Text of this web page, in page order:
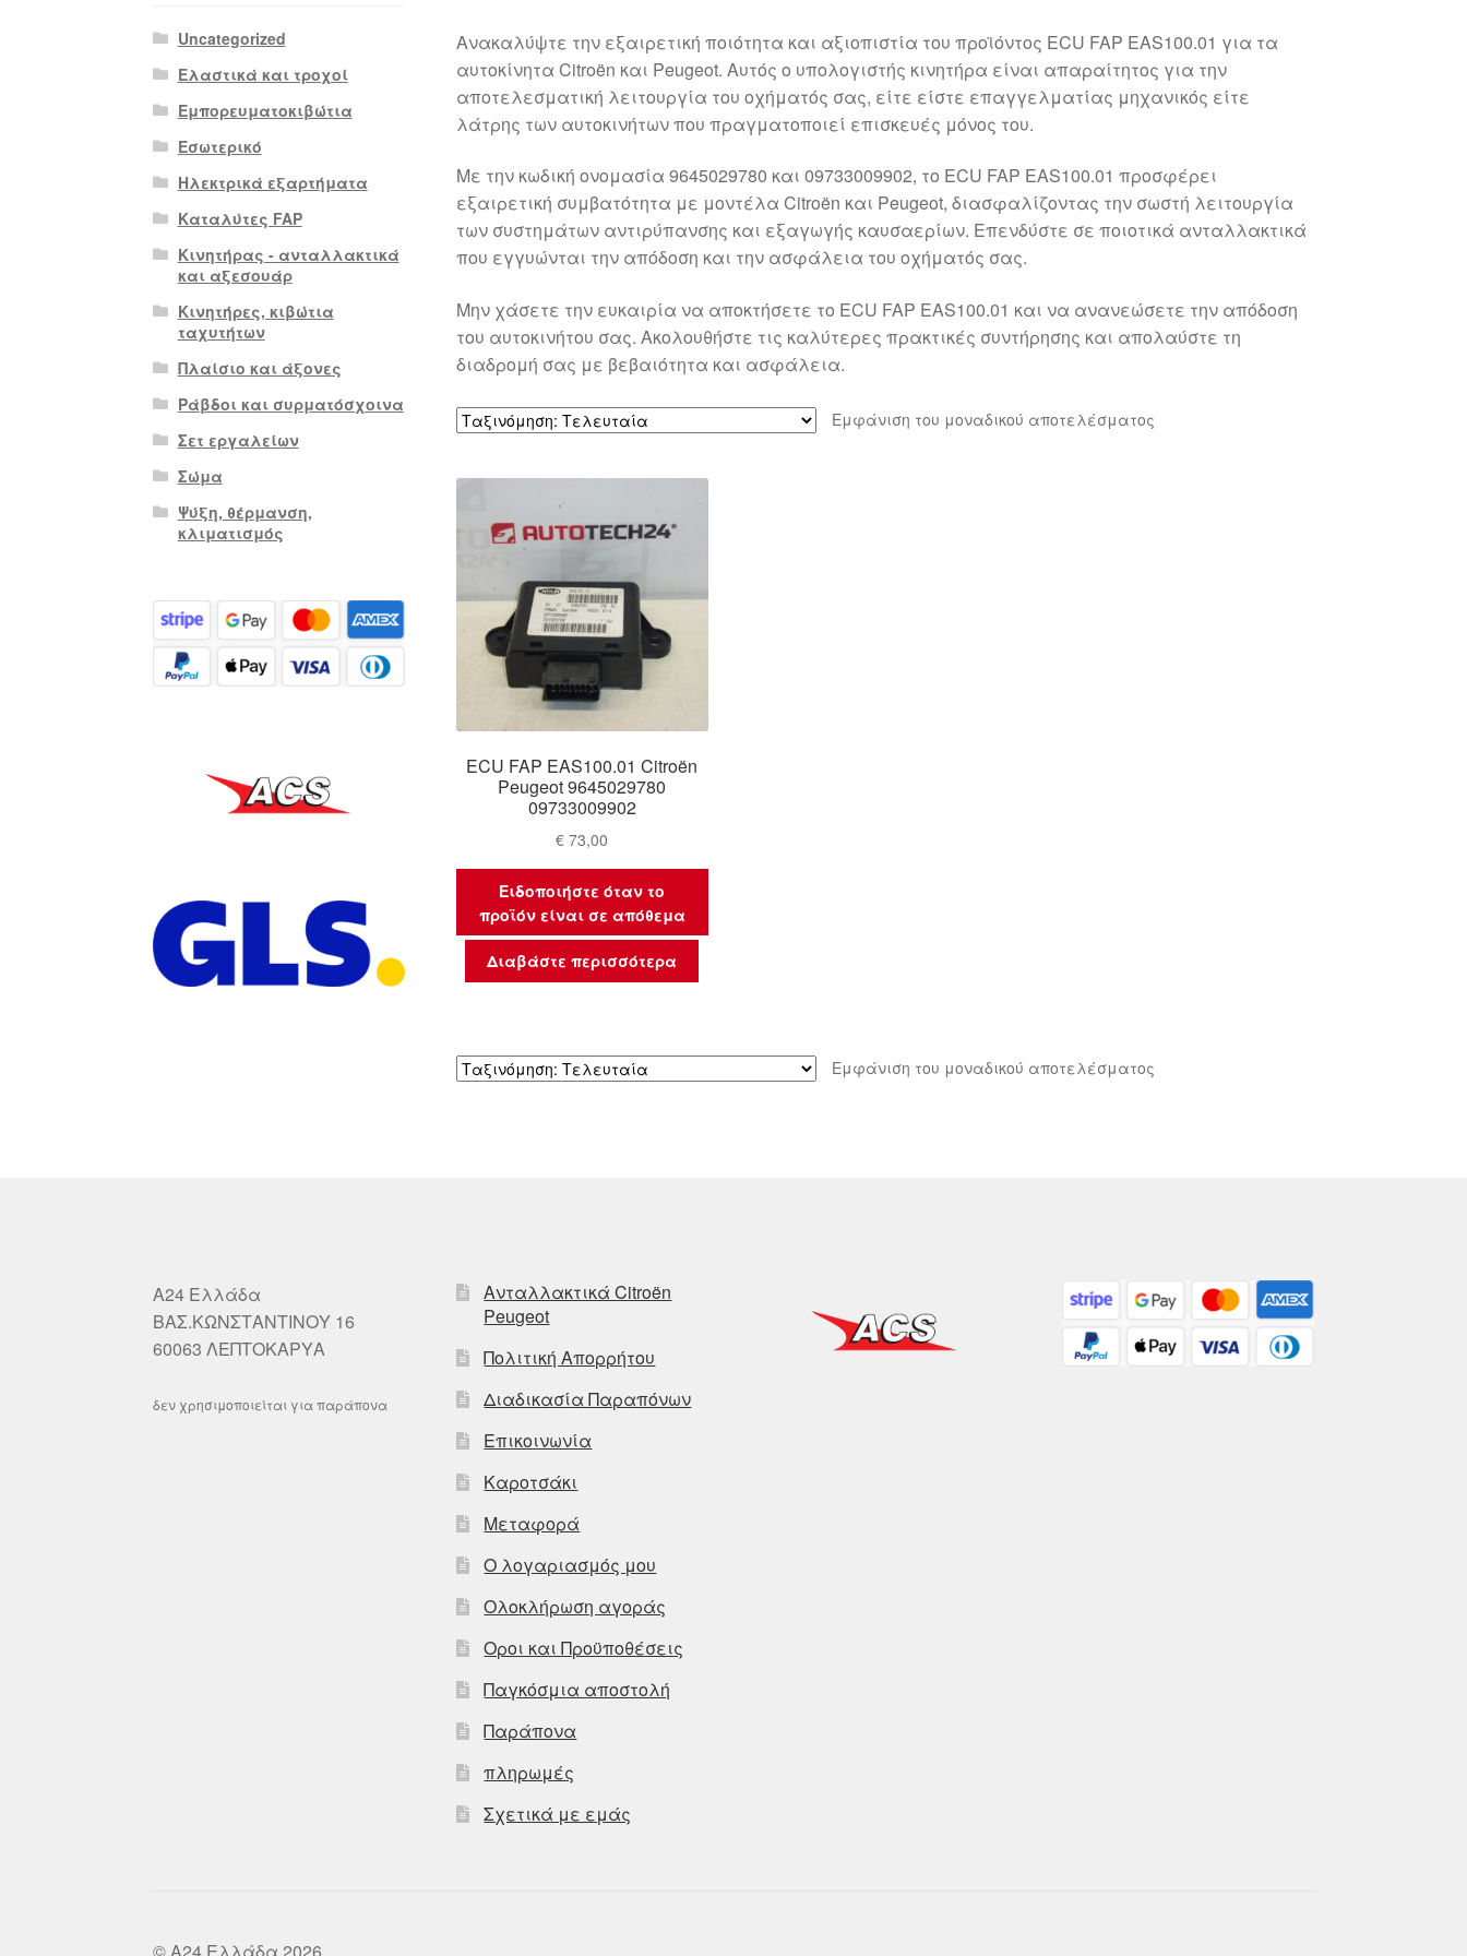
Ανακαλύψτε την εξαιρετική ποιότητα και αξιοπιστία του προϊόντος ECU FAP EAS100.01 για τα
αυτοκίνητα Citroën και Peugeot. Αυτός ο υπολογιστής κινητήρα είναι απαραίτητος για την
αποτελεσματική λειτουργία του οχήματός σας, είτε είστε επαγγελματίας μηχανικός είτε
λάτρης των αυτοκινήτων που πραγματοποιεί επισκευές μόνος του.
Με την κωδική ονομασία 9645029780 και 09733009902, το ECU FAP EAS100.01 προσφέρει
εξαιρετική συμβατότητα με μοντέλα Citroën και Peugeot, διασφαλίζοντας την σωστή λειτουργία
των συστημάτων αντιρύπανσης και εξαγωγής καυσαερίων. Επενδύστε σε ποιοτικά ανταλλακτικά
που εγγυώνται την απόδοση και την ασφάλεια του οχήματός σας.
Μην χάσετε την ευκαιρία να αποκτήσετε το ECU FAP EAS100.01 και να ανανεώσετε την απόδοση
του αυτοκινήτου σας. Ακολουθήστε τις καλύτερες πρακτικές συντήρησης και απολαύστε τη
διαδρομή σας με βεβαιότητα και ασφάλεια.
Εμφάνιση του μοναδικού αποτελέσματος
ECU FAP EAS100.01 Citroën
Peugeot 9645029780
09733009902
€ 73,00
Ειδοποιήστε όταν το
προϊόν είναι σε απόθεμα
Διαβάστε περισσότερα
Εμφάνιση του μοναδικού αποτελέσματος
Uncategorized
Ελαστικά και τροχοί
Εμπορευματοκιβώτια
Εσωτερικό
Ηλεκτρικά εξαρτήματα
Καταλύτες FAP
Κινητήρας - ανταλλακτικά
και αξεσουάρ
Κινητήρες, κιβώτια
ταχυτήτων
Πλαίσιο και άξονες
Ράβδοι και συρματόσχοινα
Σετ εργαλείων
Σώμα
Ψύξη, θέρμανση,
κλιματισμός
A24 Ελλάδα
ΒΑΣ.ΚΩΝΣΤΑΝΤΙΝΟΥ 16
60063 ΛΕΠΤΟΚΑΡΥΑ
δεν χρησιμοποιείται για παράπονα
Ανταλλακτικά Citroën
Peugeot
Πολιτική Απορρήτου
Διαδικασία Παραπόνων
Επικοινωνία
Καροτσάκι
Μεταφορά
Ο λογαριασμός μου
Ολοκλήρωση αγοράς
Οροι και Προϋποθέσεις
Παγκόσμια αποστολή
Παράπονα
πληρωμές
Σχετικά με εμάς